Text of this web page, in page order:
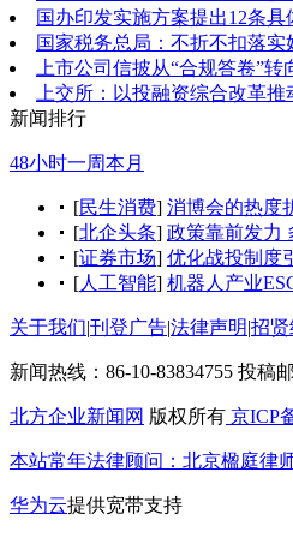
国办印发实施方案提出12条
国家税务总局：不折不扣落实
上市公司信披从“合规答卷”转
上交所：以投融资综合改革
新闻排行
48小时一周本月
[民生消费] 消博会的热度
[北企头条] 政策靠前发力
[证券市场] 优化战投制度
[人工智能] 机器人产业
关于我们|刊登广告|法律声明|招
新闻热线：86-10-83834755 投稿
北方企业新闻网 版权所有 京ICP
本站常年法律顾问：北京楹庭律
华为云提供宽带支持